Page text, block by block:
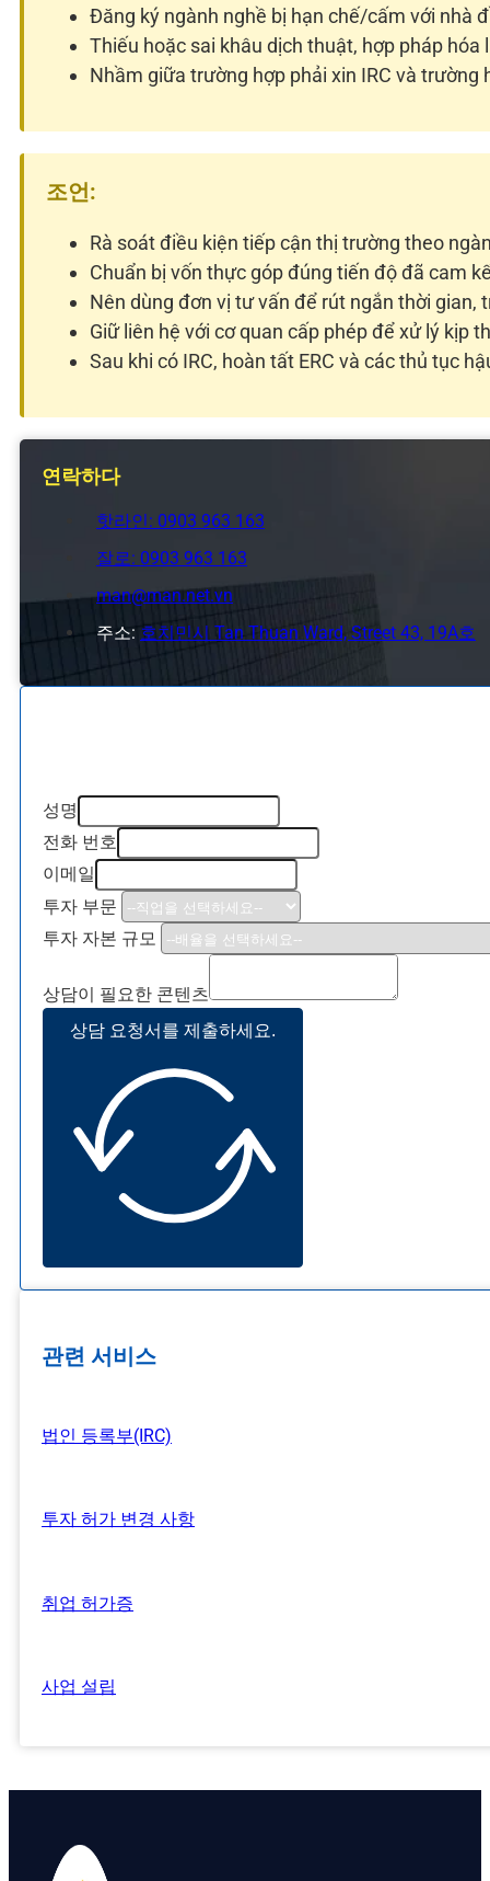
Đăng ký ngành nghề bị hạn chế/cấm với nhà
Thiếu hoặc sai khâu dịch thuật, hợp pháp hóa
Nhầm giữa trường hợp phải xin IRC và trường
조언:
Rà soát điều kiện tiếp cận thị trường theo
Chuẩn bị vốn thực góp đúng tiến độ đã cam
Nên dùng đơn vị tư vấn để rút ngắn thời gian,
Giữ liên hệ với cơ quan cấp phép để xử lý kịp
Sau khi có IRC, hoàn tất ERC và các thủ tục
연락하다
핫라인: 0903 963 163
잘로: 0903 963 163
man@man.net.vn
주소: 호치민시 Tan Thuan Ward, Street 43, 19A호
성명
전화 번호
이메일
투자 부문
투자 자본 규모
상담이 필요한 콘텐츠
상담 요청서를 제출하세요.
관련 서비스
법인 등록부(IRC)
투자 허가 변경 사항
취업 허가증
사업 설립